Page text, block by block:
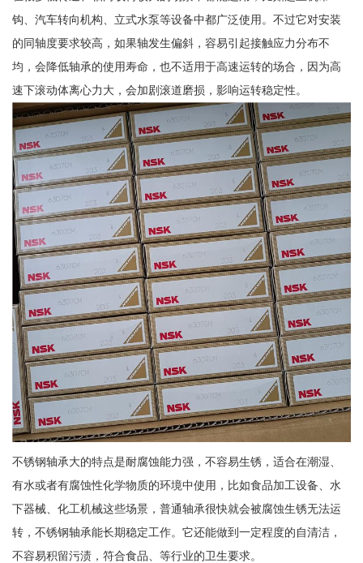
钩、汽车转向机构、立式水泵等设备中都广泛使用。不过它对安装
的同轴度要求较高，如果轴发生偏斜，容易引起接触应力分布不
均，会降低轴承的使用寿命，也不适用于高速运转的场合，因为高
速下滚动体离心力大，会加剧滚道磨损，影响运转稳定性。
不锈钢轴承大的特点是耐腐蚀能力强，不容易生锈，适合在潮湿、
有水或者有腐蚀性化学物质的环境中使用，比如食品加工设备、水
下器械、化工机械这些场景，普通轴承很快就会被腐蚀生锈无法运
转，不锈钢轴承能长期稳定工作。它还能做到一定程度的自清洁，
不容易积留污渍，符合食品、等行业的卫生要求。